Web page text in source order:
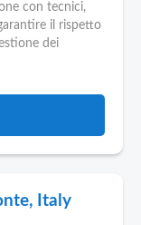
con tecnici,
il rispetto
dei
Italy